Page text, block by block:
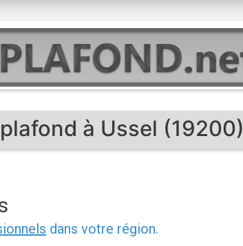
à Ussel (19200)
dans votre région.